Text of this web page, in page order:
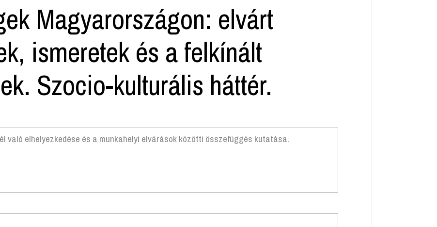
Magyarországon: elvárt
ismeretek és a felkínált
Szocio-kulturális háttér.
való elhelyezkedése és a munkahelyi elvárások közötti összefüggés kutatása.